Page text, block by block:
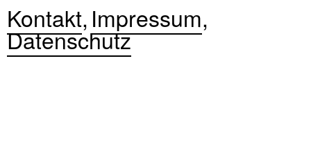
Kontakt Impressum
Datenschutz